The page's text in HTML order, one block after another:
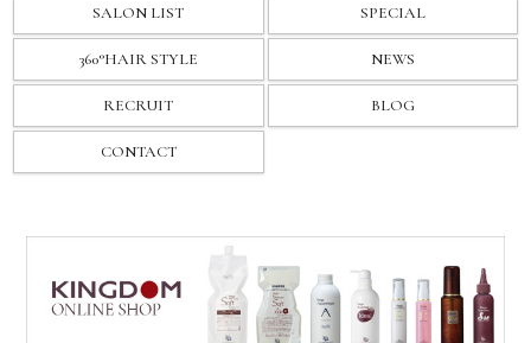
SALON LIST SPECIAL
360°HAIR STYLE NEWS
RECRUIT BLOG
CONTACT